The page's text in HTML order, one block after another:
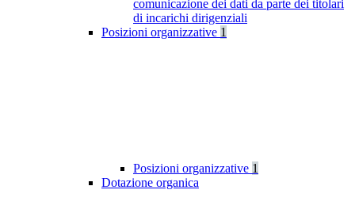
comunicazione dei dati da parte dei titolari
di incarichi dirigenziali
Posizioni organizzative 1
Posizioni organizzative 1
Dotazione organica